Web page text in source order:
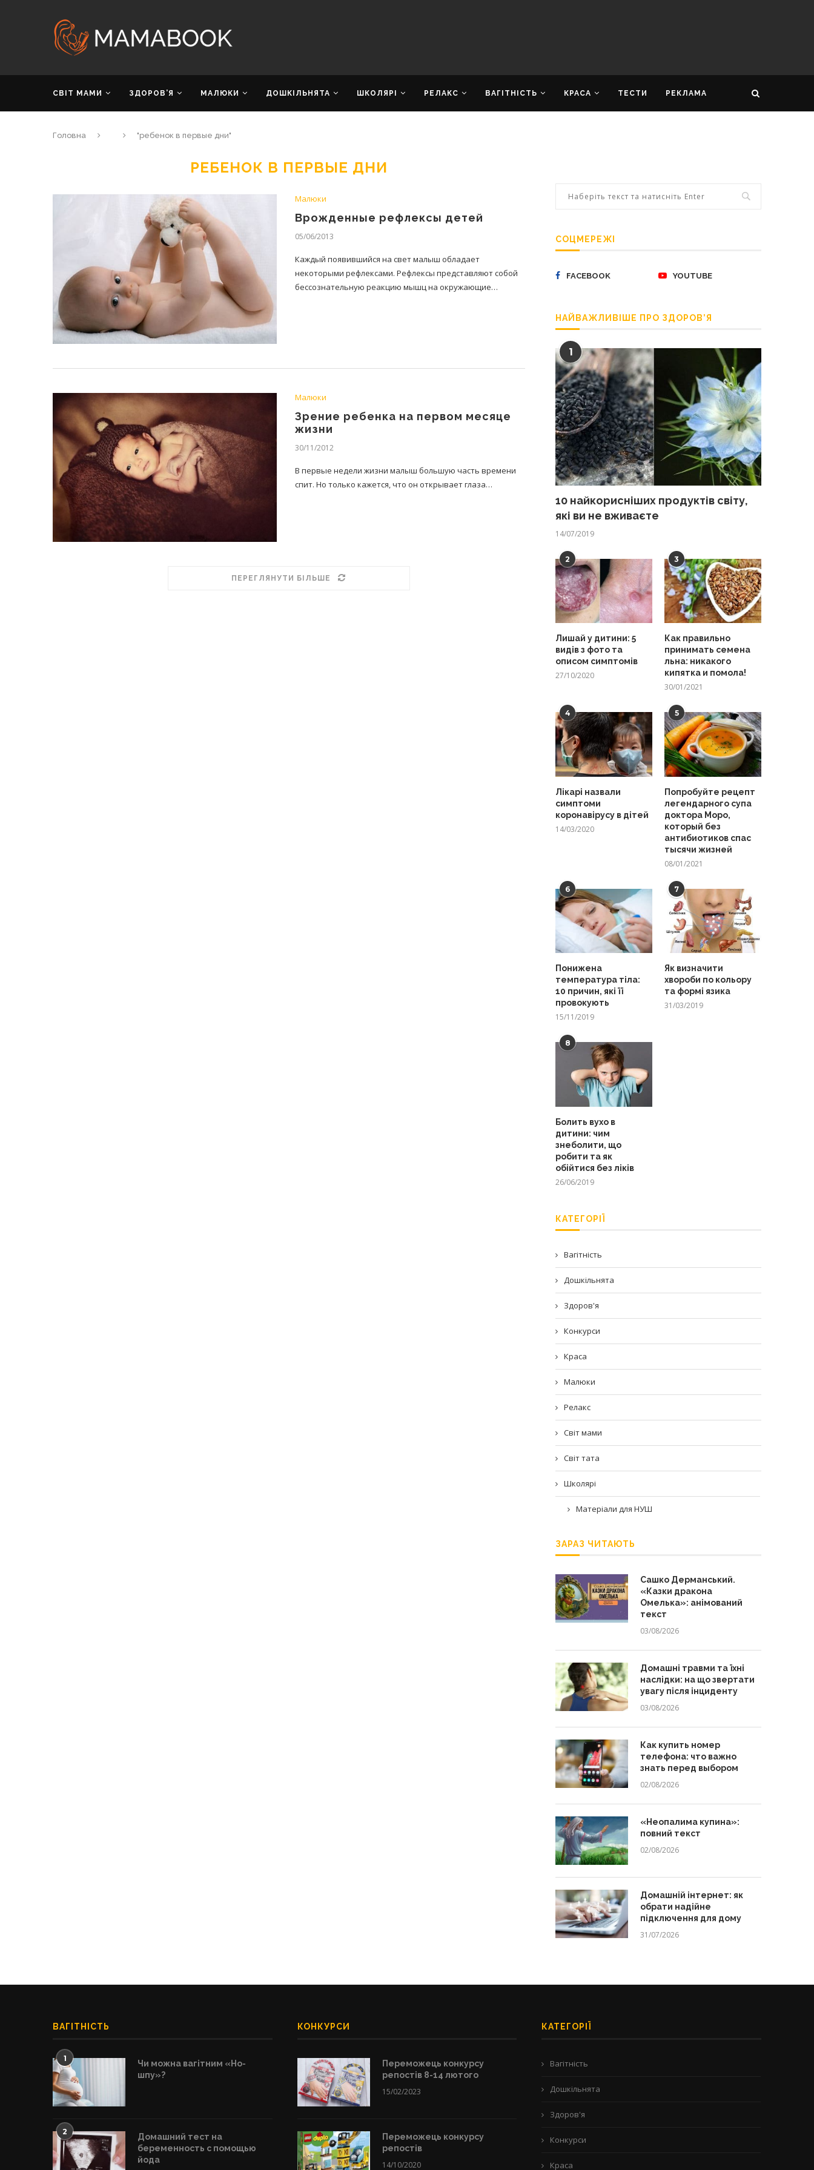
СВІТ МАМИ ЗДОРОВ’Я МАЛЮКИ ДОШКІЛЬНЯТА ШКОЛЯРІ РЕЛАКС ВАГІТНІСТЬ КРАСА ТЕСТИ РЕКЛАМА
Головна "ребенок в первые дни"
РЕБЕНОК В ПЕРВЫЕ ДНИ
Малюки
Врожденные рефлексы детей
05/06/2013
Каждый появившийся на свет малыш обладает
некоторыми рефлексами. Рефлексы представляют собой
бессознательную реакцию мышц на окружающие…
Малюки
Зрение ребенка на первом месяце
жизни
30/11/2012
В первые недели жизни малыш большую часть времени
спит. Но только кажется, что он открывает глаза…
ПЕРЕГЛЯНУТИ БІЛЬШЕ
СОЦМЕРЕЖІ
FACEBOOK YOUTUBE
НАЙВАЖЛИВІШЕ ПРО ЗДОРОВ’Я
1
10 найкорисніших продуктів світу,
які ви не вживаєте
14/07/2019
2
Лишай у дитини: 5
видів з фото та
описом симптомів
27/10/2020
3
Как правильно
принимать семена
льна: никакого
кипятка и помола!
30/01/2021
4
Лікарі назвали
симптоми
коронавірусу в дітей
14/03/2020
5
Попробуйте рецепт
легендарного супа
доктора Моро,
который без
антибиотиков спас
тысячи жизней
08/01/2021
6
Понижена
температура тіла:
10 причин, які її
провокують
15/11/2019
7
Як визначити
хвороби по кольору
та формі язика
31/03/2019
8
Болить вухо в
дитини: чим
знеболити, що
робити та як
обійтися без ліків
26/06/2019
КАТЕГОРІЇ
Вагітність
Дошкільнята
Здоров'я
Конкурси
Краса
Малюки
Релакс
Світ мами
Світ тата
Школярі
Матеріали для НУШ
ЗАРАЗ ЧИТАЮТЬ
Сашко Дерманський.
«Казки дракона
Омелька»: анімований
текст
03/08/2026
Домашні травми та їхні
наслідки: на що звертати
увагу після інциденту
03/08/2026
Как купить номер
телефона: что важно
знать перед выбором
02/08/2026
«Неопалима купина»:
повний текст
02/08/2026
Домашній інтернет: як
обрати надійне
підключення для дому
31/07/2026
ВАГІТНІСТЬ
1
Чи можна вагітним «Но-
шпу»?
2
Домашний тест на
беременность с помощью
йода
КОНКУРСИ
Переможець конкурсу
репостів 8-14 лютого
15/02/2023
Переможець конкурсу
репостів
14/10/2020
КАТЕГОРІЇ
Вагітність
Дошкільнята
Здоров'я
Конкурси
Краса